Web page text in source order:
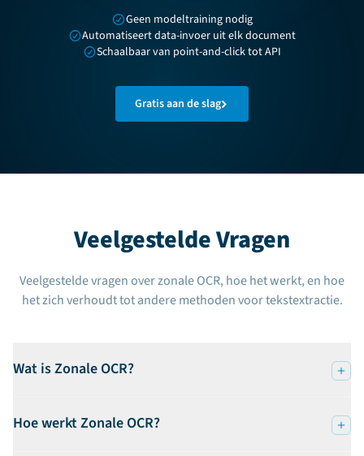
Geen modeltraining nodig
Automatiseert data-invoer uit elk document
Schaalbaar van point-and-click tot API
Gratis aan de slag
Veelgestelde Vragen
Veelgestelde vragen over zonale OCR, hoe het werkt, en hoe
het zich verhoudt tot andere methoden voor tekstextractie.
Wat is Zonale OCR?
Hoe werkt Zonale OCR?